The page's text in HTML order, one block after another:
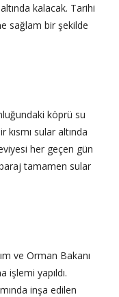
kalacak. Tarihi
sağlam bir şekilde
köprü su
kısmı sular altında
her geçen gün
tamamen sular
ve Orman Bakanı
işlemi yapıldı.
inşa edilen